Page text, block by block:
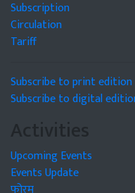
Subscription
Circulation
Tariff
Subscribe to print edition
Subscribe to digital
Activities
Upcoming Events
Events Update